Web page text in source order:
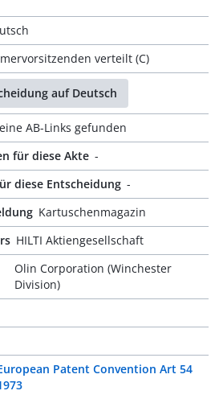
verteilt (C)
auf Deutsch
AB-Links gefunden
für diese Akte -
diese Entscheidung -
Kartuschenmagazin
HILTI Aktiengesellschaft
Olin Corporation (Winchester
Division)
Patent Convention Art 54